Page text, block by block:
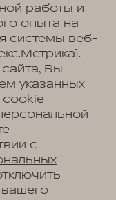
данных
данных третьим лицам
ПД
работы и
опыта на
системы веб-
Вы
указанных
cookie-
с